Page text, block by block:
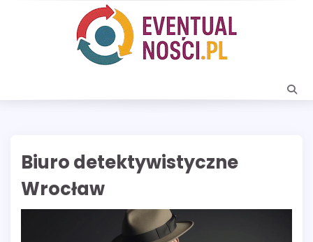
Biuro detektywistyczne
Wrocław